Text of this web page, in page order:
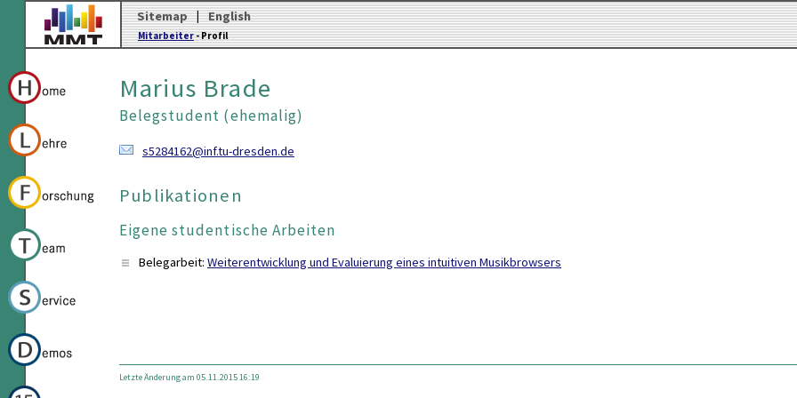
Sitemap | English
Mitarbeiter- Profil
Marius Brade
Belegstudent (ehemalig)
s5284162@inf.tu-dresden.de
Publikationen
Eigene studentische Arbeiten
Belegarbeit: Weiterentwicklung und Evaluierung eines intuitiven Musikbrowsers
Letzte Änderung am 05.11.2015 16:19